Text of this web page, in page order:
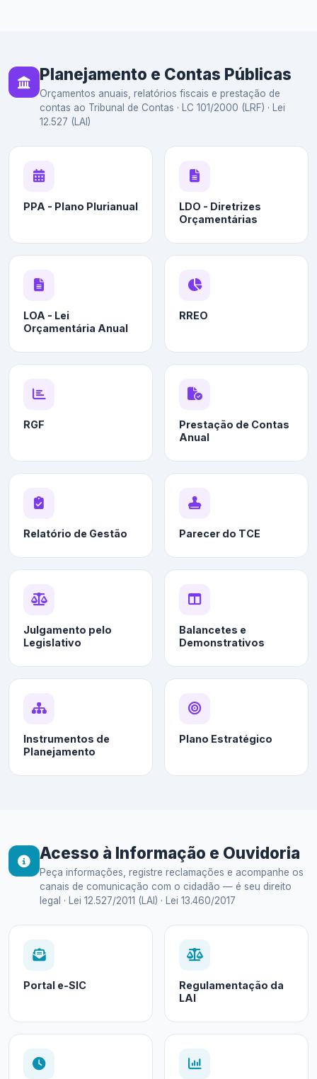
Planejamento e Contas Públicas
Orçamentos anuais, relatórios fiscais e prestação de
contas ao Tribunal de Contas · LC 101/2000 (LRF) · Lei
12.527 (LAI)
PPA - Plano Plurianual
LDO - Diretrizes
Orçamentárias
LOA - Lei
Orçamentária Anual
RREO
RGF
Prestação de Contas
Anual
Relatório de Gestão Parecer do TCE
Julgamento pelo
Legislativo
Balancetes e
Demonstrativos
Instrumentos de
Planejamento
Plano Estratégico
Acesso à Informação e Ouvidoria
Peça informações, registre reclamações e acompanhe os
canais de comunicação com o cidadão — é seu direito
legal · Lei 12.527/2011 (LAI) · Lei 13.460/2017
Portal e-SIC
Regulamentação da
LAI